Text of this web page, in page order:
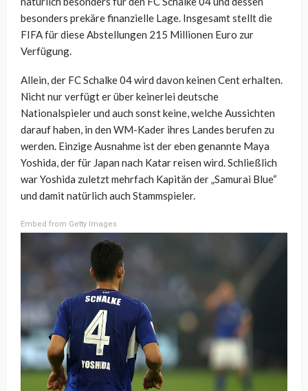
besonders prekäre finanzielle Lage. Insgesamt stellt die
FIFA für diese Abstellungen 215 Millionen Euro zur
Verfügung.
Allein, der FC Schalke 04 wird davon keinen Cent erhalten.
Nicht nur verfügt er über keinerlei deutsche
Nationalspieler und auch sonst keine, welche Aussichten
darauf haben, in den WM-Kader ihres Landes berufen zu
werden. Einzige Ausnahme ist der eben genannte Maya
Yoshida, der für Japan nach Katar reisen wird. Schließlich
war Yoshida zuletzt mehrfach Kapitän der „Samurai Blue“
und damit natürlich auch Stammspieler.
Embed from Getty Images